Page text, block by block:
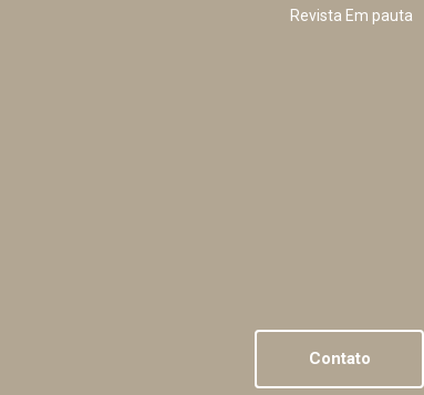
Revista Em pauta
Contato